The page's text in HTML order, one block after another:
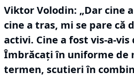
Viktor Volodin: „Dar cine
cine a tras, mi se pare că
activi. Cine a fost vis-a-vis
Îmbrăcaţi în uniforme de
termen, scutieri în